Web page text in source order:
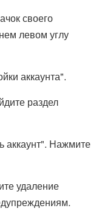
своего
левом углу
аккаунта".
раздел
аккаунт". Нажмите
удаление